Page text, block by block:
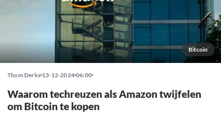
Bitcoin
Thom Derks 13-12-2024 06:00
Waarom techreuzen als Amazon twijfelen
om Bitcoin te kopen